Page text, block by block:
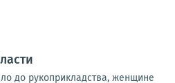
до рукоприкладства, женщине